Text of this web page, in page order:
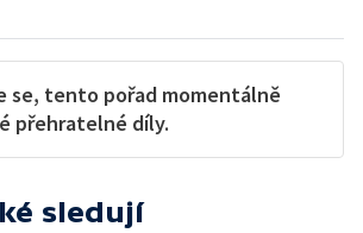
se, tento pořad momentálně
přehratelné díly.
sledují